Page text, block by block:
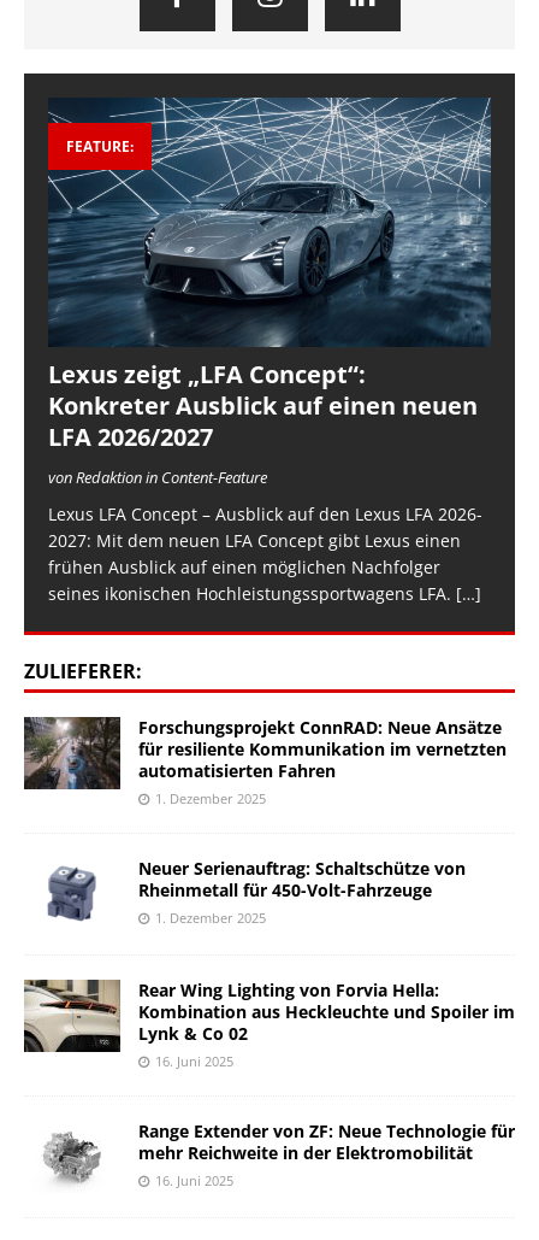
FEATURE:
Lexus zeigt „LFA Concept“:
Konkreter Ausblick auf einen neuen
LFA 2026/2027
von Redaktion in Content-Feature
Lexus LFA Concept – Ausblick auf den Lexus LFA 2026-
2027: Mit dem neuen LFA Concept gibt Lexus einen
frühen Ausblick auf einen möglichen Nachfolger
seines ikonischen Hochleistungssportwagens LFA. […]
ZULIEFERER:
Forschungsprojekt ConnRAD: Neue Ansätze
für resiliente Kommunikation im vernetzten
automatisierten Fahren
1. Dezember 2025
Neuer Serienauftrag: Schaltschütze von
Rheinmetall für 450-Volt-Fahrzeuge
1. Dezember 2025
Rear Wing Lighting von Forvia Hella:
Kombination aus Heckleuchte und Spoiler im
Lynk & Co 02
16. Juni 2025
Range Extender von ZF: Neue Technologie für
mehr Reichweite in der Elektromobilität
16. Juni 2025